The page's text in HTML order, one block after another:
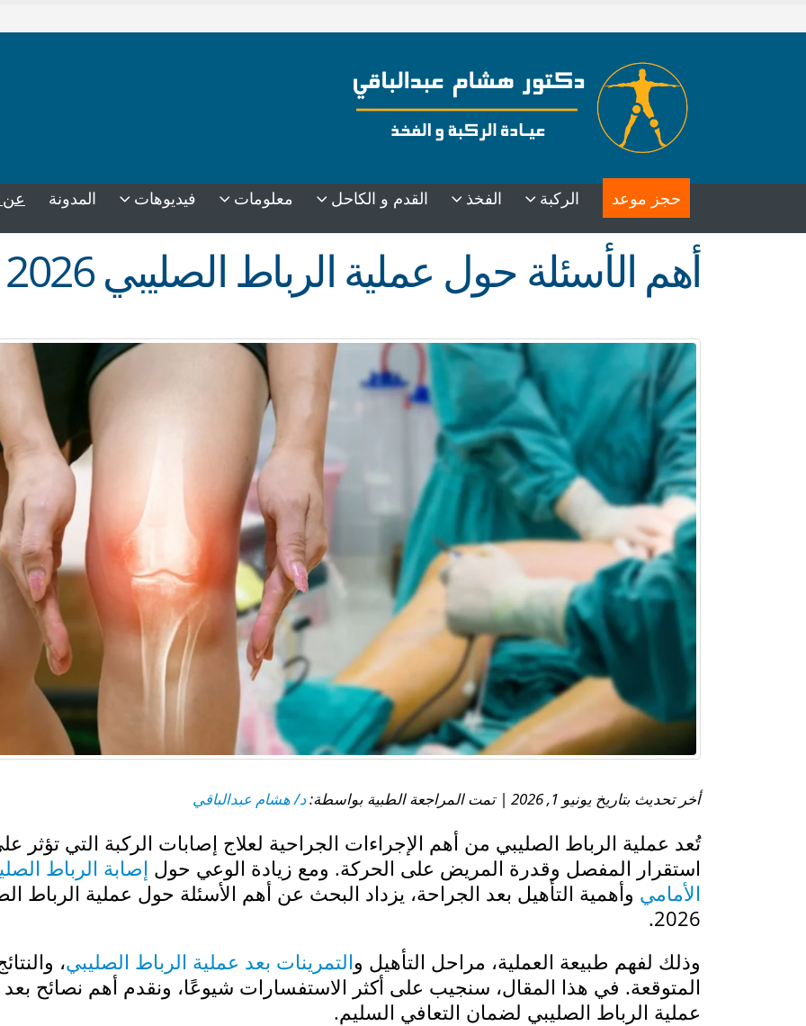
حجز موعد الركبة الفخذ القدم و الكاحل معلومات فيديوهات المدونة عن
أهم الأسئلة حول عملية الرباط الصليبي 2026
أخر تحديث بتاريخ يونيو 1, 2026 | تمت المراجعة الطبية بواسطة: د/ هشام عبدالباقي
تُعد عملية الرباط الصليبي من أهم الإجراءات الجراحية لعلاج إصابات الركبة التي تؤثر
استقرار المفصل وقدرة المريض على الحركة. ومع زيادة الوعي حول إصابة الرباط
الأمامي وأهمية التأهيل بعد الجراحة، يزداد البحث عن أهم الأسئلة حول عملية الرباط
2026.
وذلك لفهم طبيعة العملية، مراحل التأهيل والتمرينات بعد عملية الرباط الصليبي،
المتوقعة. في هذا المقال، سنجيب على أكثر الاستفسارات شيوعًا، ونقدم أهم نصائح بعد
عملية الرباط الصليبي لضمان التعافي السليم.